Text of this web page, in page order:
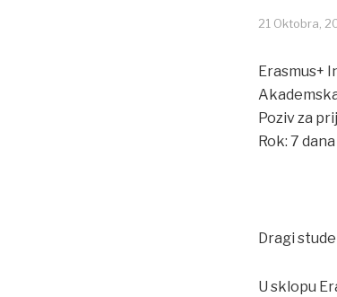
21 Oktobra,
Erasmus+
Poziv za
Rok: 7
Dragi
U sklopu